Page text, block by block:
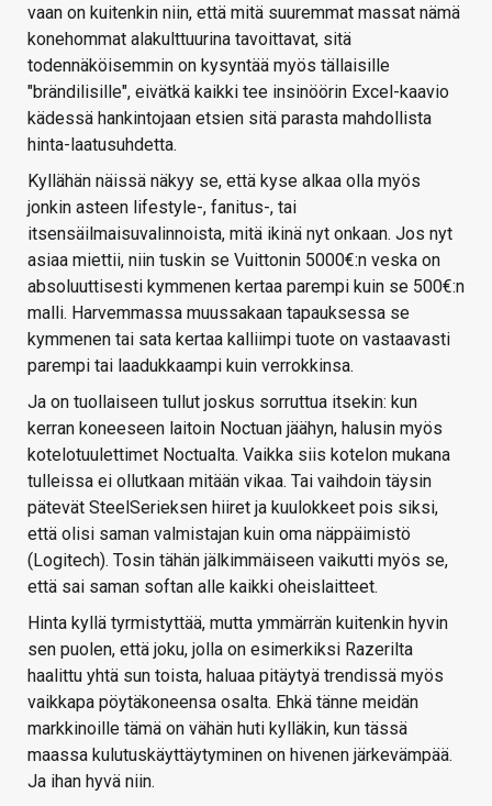
vaan on kuitenkin niin, että mitä suuremmat massat nämä
konehommat alakulttuurina tavoittavat, sitä
todennäköisemmin on kysyntää myös tällaisille
"brändilisille", eivätkä kaikki tee insinöörin Excel-kaavio
kädessä hankintojaan etsien sitä parasta mahdollista
hinta-laatusuhdetta.
Kyllähän näissä näkyy se, että kyse alkaa olla myös
jonkin asteen lifestyle-, fanitus-, tai
itsensäilmaisuvalinnoista, mitä ikinä nyt onkaan. Jos nyt
asiaa miettii, niin tuskin se Vuittonin 5000€:n veska on
absoluuttisesti kymmenen kertaa parempi kuin se 500€:n
malli. Harvemmassa muussakaan tapauksessa se
kymmenen tai sata kertaa kalliimpi tuote on vastaavasti
parempi tai laadukkaampi kuin verrokkinsa.
Ja on tuollaiseen tullut joskus sorruttua itsekin: kun
kerran koneeseen laitoin Noctuan jäähyn, halusin myös
kotelotuulettimet Noctualta. Vaikka siis kotelon mukana
tulleissa ei ollutkaan mitään vikaa. Tai vaihdoin täysin
pätevät SteelSerieksen hiiret ja kuulokkeet pois siksi,
että olisi saman valmistajan kuin oma näppäimistö
(Logitech). Tosin tähän jälkimmäiseen vaikutti myös se,
että sai saman softan alle kaikki oheislaitteet.
Hinta kyllä tyrmistyttää, mutta ymmärrän kuitenkin hyvin
sen puolen, että joku, jolla on esimerkiksi Razerilta
haalittu yhtä sun toista, haluaa pitäytyä trendissä myös
vaikkapa pöytäkoneensa osalta. Ehkä tänne meidän
markkinoille tämä on vähän huti kylläkin, kun tässä
maassa kulutuskäyttäytyminen on hivenen järkevämpää.
Ja ihan hyvä niin.